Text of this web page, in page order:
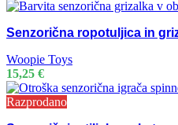
Senzorična ropotuljica in
Woopie Toys
15,25 €
Razprodano